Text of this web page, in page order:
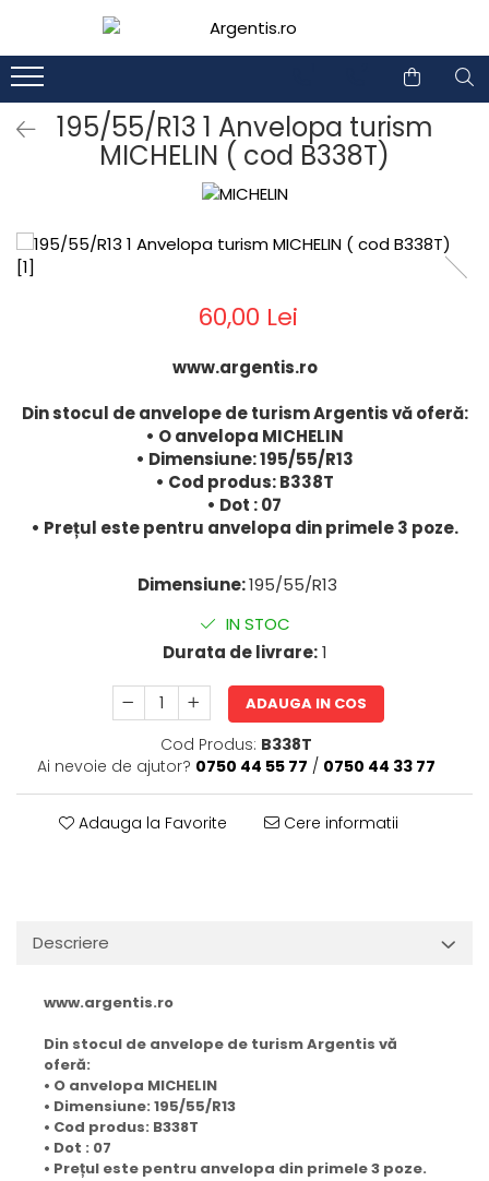
195/55/R13 1 Anvelopa turism
MICHELIN ( cod B338T)
60,00 Lei
www.argentis.ro
Din stocul de anvelope de turism Argentis vă oferă:
• O anvelopa MICHELIN
• Dimensiune: 195/55/R13
• Cod produs: B338T
• Dot : 07
• Prețul este pentru anvelopa din primele 3 poze.
Dimensiune:195/55/R13
IN STOC
Durata de livrare:1
ADAUGA IN COS
Cod Produs: B338T
Ai nevoie de ajutor? 0750 44 55 77 / 0750 44 33 77
Adauga la Favorite Cere informatii
Descriere
www.argentis.ro
Din stocul de anvelope de turism Argentis vă
oferă:
• O anvelopa MICHELIN
• Dimensiune: 195/55/R13
• Cod produs: B338T
• Dot : 07
• Prețul este pentru anvelopa din primele 3 poze.